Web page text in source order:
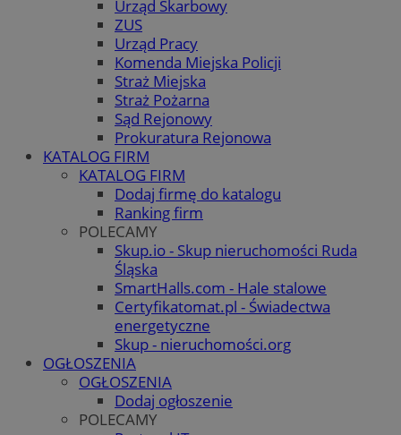
Urząd Skarbowy
ZUS
Urząd Pracy
Komenda Miejska Policji
Straż Miejska
Straż Pożarna
Sąd Rejonowy
Prokuratura Rejonowa
KATALOG FIRM
KATALOG FIRM
Dodaj firmę do katalogu
Ranking firm
POLECAMY
Skup.io - Skup nieruchomości Ruda
Śląska
SmartHalls.com - Hale stalowe
Certyfikatomat.pl - Świadectwa
energetyczne
Skup - nieruchomości.org
OGŁOSZENIA
OGŁOSZENIA
Dodaj ogłoszenie
POLECAMY